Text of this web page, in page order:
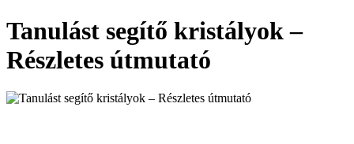
Tanulást segítő kristályok –
Részletes útmutató